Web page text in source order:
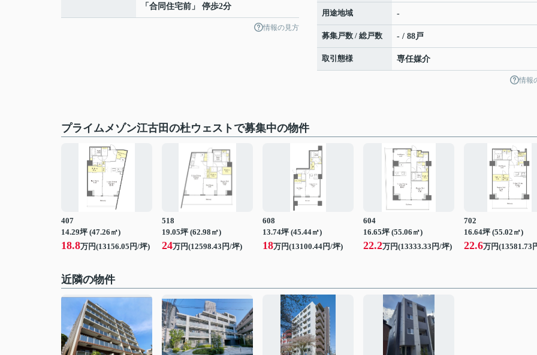
「合同住宅前」 停歩2分
情報の見方
用途地域 -
募集戸数 / 総戸数 - / 88戸
取引態様 専任媒介
情報
プライムメゾン江古田の杜ウェストで募集中の物件
407
14.29坪 (47.26㎡)
18.8万円(13156.05円/坪)
518
19.05坪 (62.98㎡)
24万円(12598.43円/坪)
608
13.74坪 (45.44㎡)
18万円(13100.44円/坪)
604
16.65坪 (55.06㎡)
22.2万円(13333.33円/坪)
702
16.64坪 (55.02㎡)
22.6万円(13581.73
近隣の物件